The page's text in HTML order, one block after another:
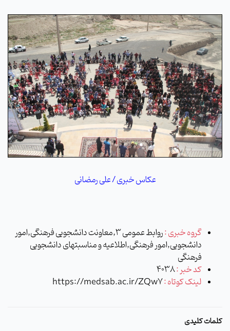
عکاس خبری / علی رمضانی
گروه خبری :
روابط عمومی 3,معاونت دانشجویی فرهنگی,امور
دانشجویی,امور فرهنگی,اطلاعیه و مناسبتهای دانشجویی
فرهنگی
کد خبر :4038
لینک کوتاه :https://medsab.ac.ir/ZQw7
کلمات کلیدی